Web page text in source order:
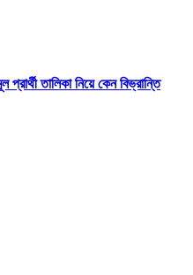
তালিকা নিয়ে কেন বিভ্রান্তি